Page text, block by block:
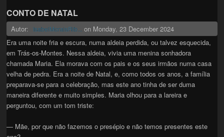
CONTO DE NATAL
Autor: IsabelMoraisRib... on Monday, 23 December 2024
Era uma noite fria e escura, numa aldeia perdida, ou talvez esquecida,
em Trás-os-Montes. Nessa aldeia, vivia uma menina sonhadora
chamada Maria. Ela morava com os pais e os seus irmãos numa casa
velha de pedra. Era a noite de Natal, e, como todos os anos, a família
preparava-se para a celebração, mas este ano tinha de ser duma
maneira diferente e muito simples. Maria olhou para a lareira e
perguntou, com um tom triste:
— Mãe, por que não fazemos o presépio e não temos presentes este